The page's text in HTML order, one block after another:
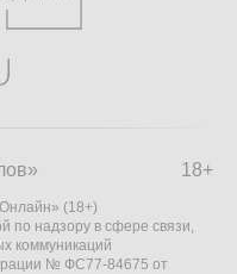
18+
(18+)
по надзору в сфере связи,
коммуникаций
№ ФС77-84675 от